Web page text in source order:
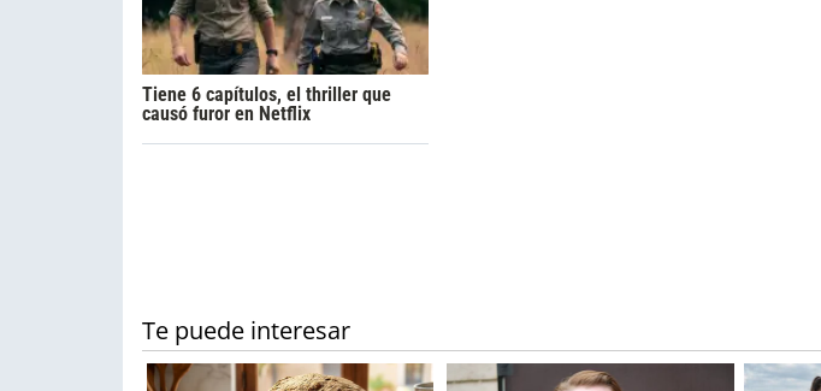
Tiene 6 capítulos, el thriller que
causó furor en Netflix